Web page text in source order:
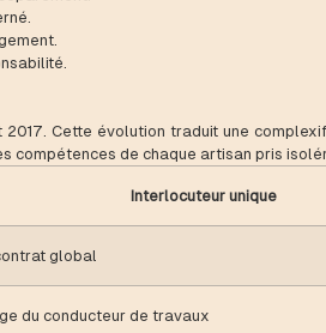
Cette évolution traduit une
compétences de chaque artisan pris
Interlocuteur unique
global
du conducteur de travaux